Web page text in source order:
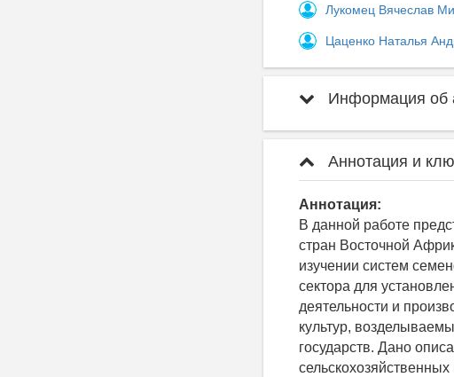
Лукомец Вячеслав
Цаценко Наталья
Информация об
Аннотация и
Аннотация:
В данной работе
стран Восточной
изучении систем
сектора для
деятельности и
культур,
государств. Дано